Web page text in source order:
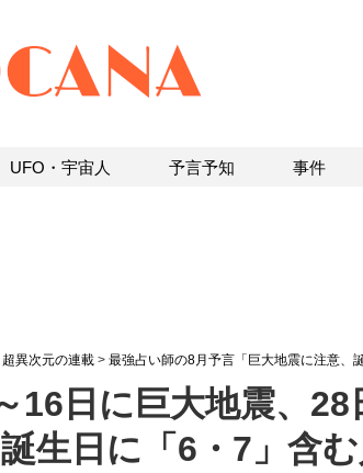
超異次元の連載 > 最強占い師の8月予言「巨大地震に注意、
16日に巨大地震、28
生日に「6・7」含
UFO・宇宙人 予言予知 事件